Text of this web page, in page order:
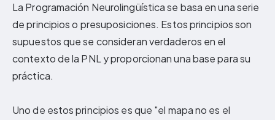
La Programación Neurolingüística se basa en una serie
de principios o presuposiciones. Estos principios son
supuestos que se consideran verdaderos en el
contexto de la PNL y proporcionan una base para su
práctica.
Uno de estos principios es que "el mapa no es el